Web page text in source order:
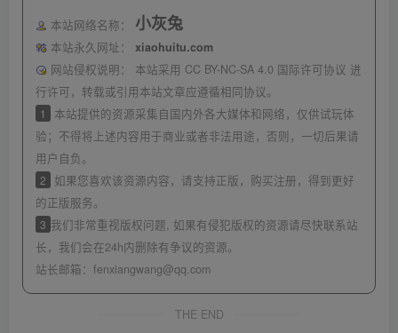
本站网络名称： 小灰兔
本站永久网址：
xiaohuitu.com
网站侵权说明：
本站采用 CC BY-NC-SA 4.0 国际许可协议 进
行许可，转载或引用本站文章应遵循相同协议。
1
本站提供的资源采集自国内外各大媒体和网络，仅供试玩体
验；不得将上述内容用于商业或者非法用途，否则，一切后果请
用户自负。
2
如果您喜欢该资源内容，请支持正版，购买注册，得到更好
的正版服务。
3 我们非常重视版权问题, 如果有侵犯版权的资源请尽快联系站
长，我们会在24h内删除有争议的资源。
站长邮箱： fenxiangwang@qq.com
THE END